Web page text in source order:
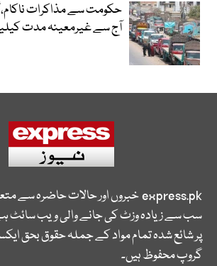
حکومت سے مذاکرات
آج سے غیرمعینہ مدت
express.pkخبروں اور حالات حاضرہ سے
سب سے زیادہ وزٹ کی جانے والی ویب
پر شائع شدہ تمام مواد کے جملہ حقوق بحق
گروپ محفوظ ہیں۔